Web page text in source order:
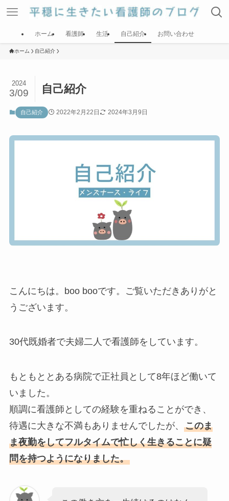
ホーム 看護師 生活 自己紹介 お問い合わせ
ホーム 自己紹介
自己紹介
2024
3/09
自己紹介 2022年2月22日 2024年3月9日
こんにちは。boo booです。ご覧いただきありがと
うございます。
30代既婚者で夫婦二人で看護師をしています。
もともととある病院で正社員として8年ほど働いて
いました。
順調に看護師としての経験を重ねることができ、
待遇に大きな不満もありませんでしたが、 このま
ま夜勤をしてフルタイムで忙しく生きることに疑
問を持つようになりました。